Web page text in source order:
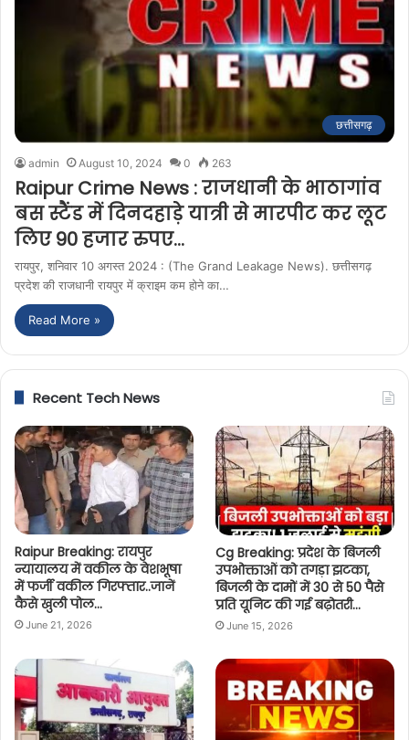
छत्तीसगढ़
admin August 10, 2024 0 263
Raipur Crime News : राजधानी के भाठागांव
बस स्टैंड में दिनदहाड़े यात्री से मारपीट कर लूट
लिए 90 हजार रुपए…
रायपुर, शनिवार 10 अगस्त 2024 : (The Grand Leakage News). छत्तीसगढ़
प्रदेश की राजधानी रायपुर में क्राइम कम होने का…
Read More »
Recent Tech News
Raipur Breaking: रायपुर
न्यायालय में वकील के वेशभूषा
में फर्जी वकील गिरफ्तार..जानें
कैसे खुली पोल…
June 21, 2026
Cg Breaking: प्रदेश के बिजली
उपभोक्ताओं को तगड़ा झटका,
बिजली के दामों में 30 से 50 पैसे
प्रति यूनिट की गई बढ़ोतरी…
June 15, 2026